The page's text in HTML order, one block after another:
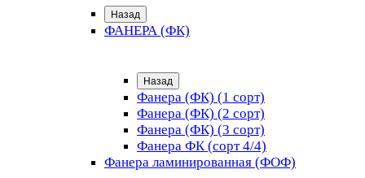
Назад
ФАНЕРА (ФК)
Назад
Фанера (ФК) (1 сорт)
Фанера (ФК) (2 сорт)
Фанера (ФК) (3 сорт)
Фанера ФК (сорт 4/4)
Фанера ламинированная (ФОФ)